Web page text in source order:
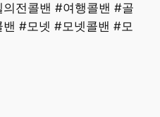
전콜밴 #여행콜밴 #골
#모넷 #모넷콜밴 #모